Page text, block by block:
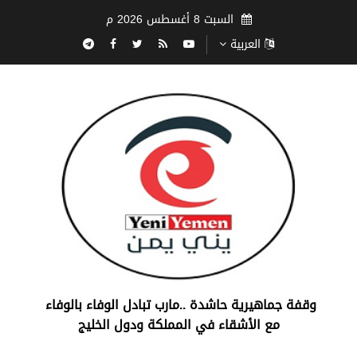
السبت 8 أغسطس 2026 م
العربية
‏وقفة جماهيرية حاشدة ..مارب ‏تبادل الوفاء بالوفاء ‏
مع الأشقاء في المملكة ودول الخليج